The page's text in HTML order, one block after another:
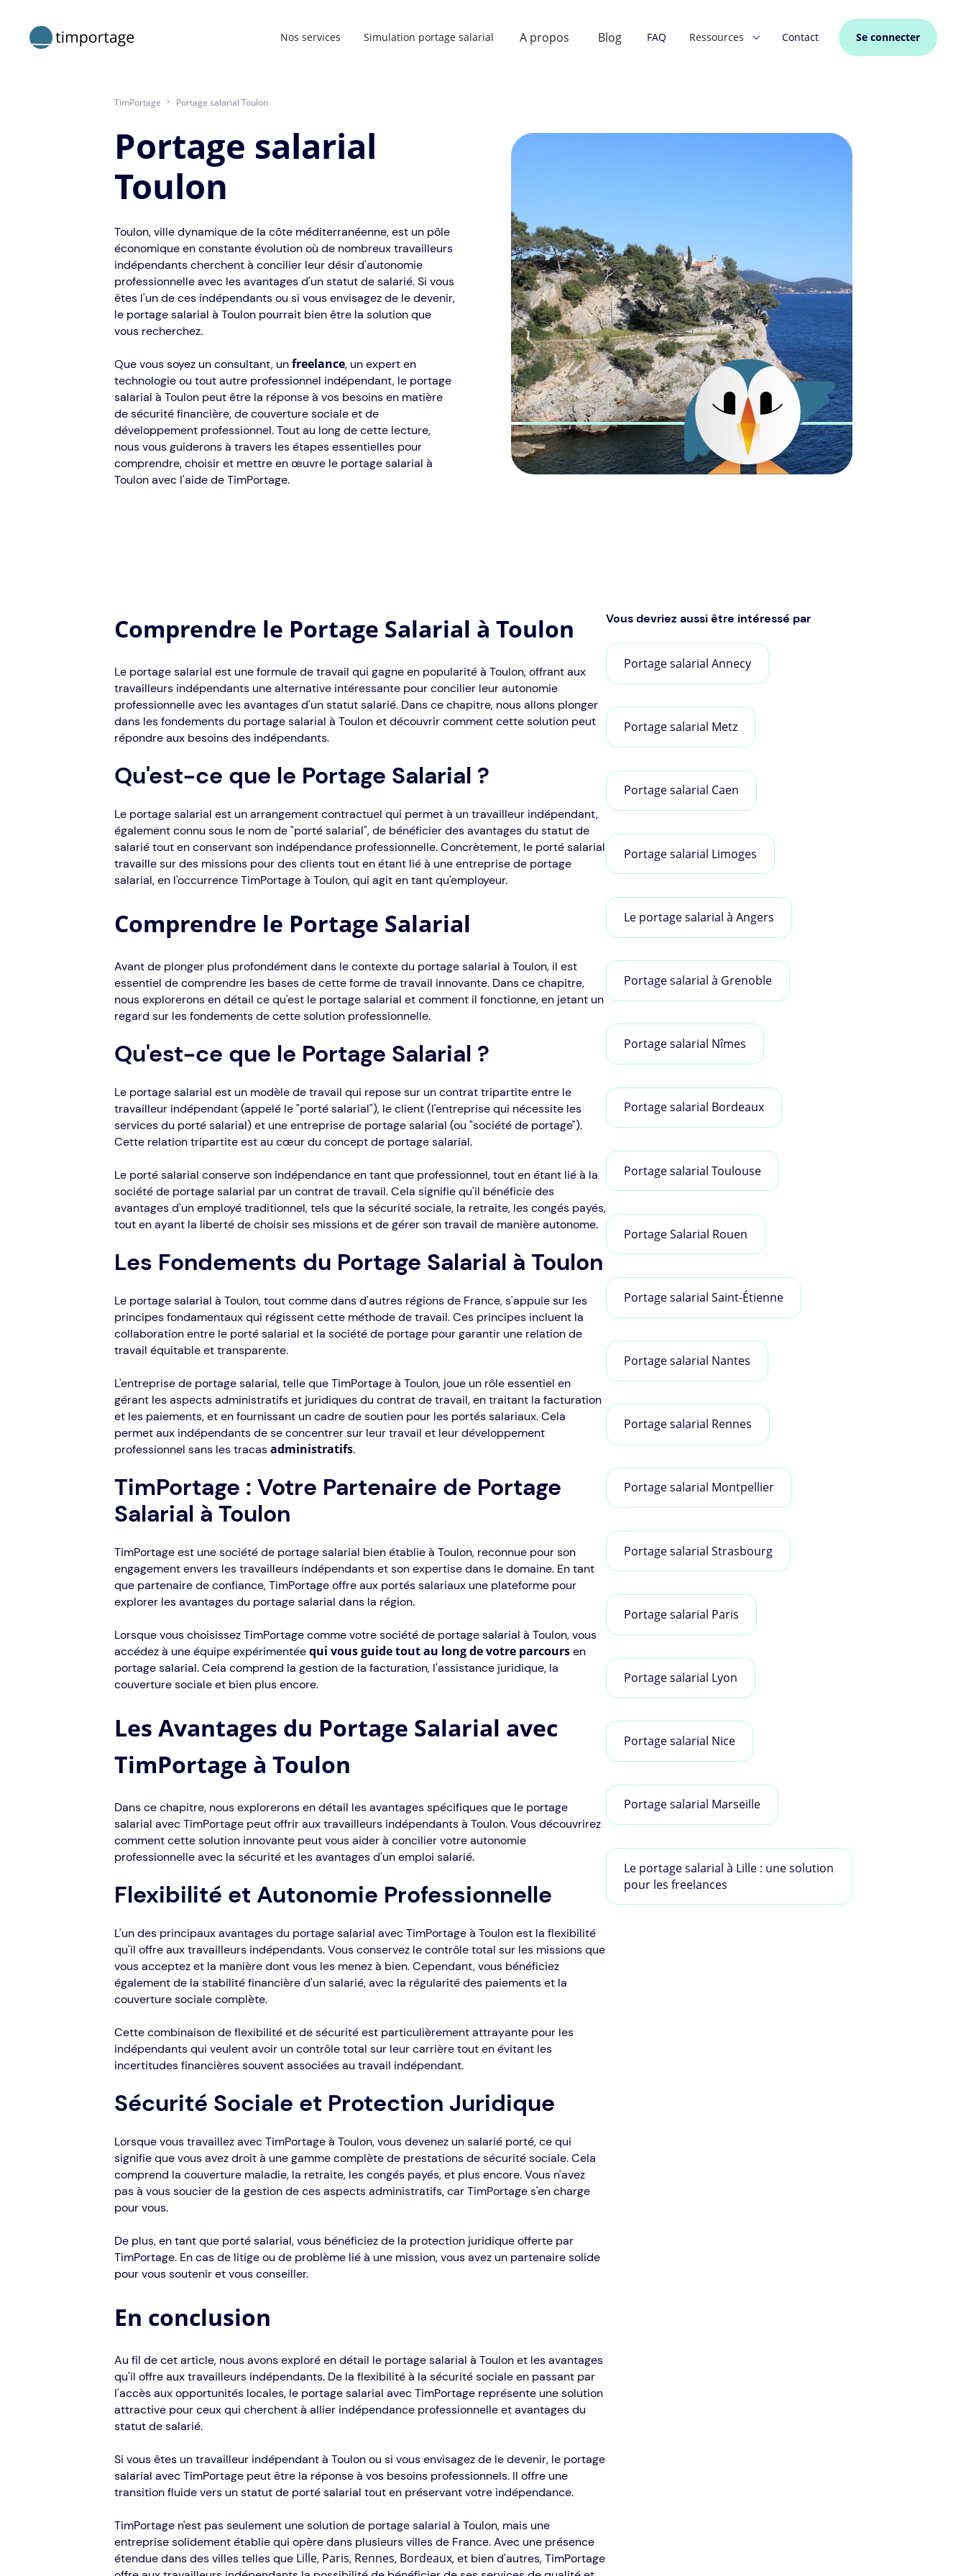
Nos services Simulation portage salarial A propos Blog FAQ Ressources Contact Se connecter
TimPortage > Portage salarial Toulon
Portage salarial
Toulon
Toulon, ville dynamique de la côte méditerranéenne, est un pôle
économique en constante évolution où de nombreux travailleurs
indépendants cherchent à concilier leur désir d'autonomie
professionnelle avec les avantages d'un statut de salarié. Si vous
êtes l'un de ces indépendants ou si vous envisagez de le devenir,
le portage salarial à Toulon pourrait bien être la solution que
vous recherchez.
Que vous soyez un consultant, unfreelance, un expert en
technologie ou tout autre professionnel indépendant, le portage
salarial à Toulon peut être la réponse à vos besoins en matière
de sécurité financière, de couverture sociale et de
développement professionnel. Tout au long de cette lecture,
nous vous guiderons à travers les étapes essentielles pour
comprendre, choisir et mettre en œuvre le portage salarial à
Toulon avec l'aide de TimPortage.
Comprendre le Portage Salarial à Toulon
Le portage salarial est une formule de travail qui gagne en popularité à Toulon, offrant aux
travailleurs indépendants une alternative intéressante pour concilier leur autonomie
professionnelle avec les avantages d'un statut salarié. Dans ce chapitre, nous allons plonger
dans les fondements du portage salarial à Toulon et découvrir comment cette solution peut
répondre aux besoins des indépendants.
Qu'est-ce que le Portage Salarial ?
Le portage salarial est un arrangement contractuel qui permet à un travailleur indépendant,
également connu sous le nom de "porté salarial", de bénéficier des avantages du statut de
salarié tout en conservant son indépendance professionnelle. Concrètement, le porté salarial
travaille sur des missions pour des clients tout en étant lié à une entreprise de portage
salarial, en l'occurrence TimPortage à Toulon, qui agit en tant qu'employeur.
Comprendre le Portage Salarial
Avant de plonger plus profondément dans le contexte du portage salarial à Toulon, il est
essentiel de comprendre les bases de cette forme de travail innovante. Dans ce chapitre,
nous explorerons en détail ce qu'est le portage salarial et comment il fonctionne, en jetant un
regard sur les fondements de cette solution professionnelle.
Qu'est-ce que le Portage Salarial ?
Le portage salarial est un modèle de travail qui repose sur un contrat tripartite entre le
travailleur indépendant (appelé le "porté salarial"), le client (l'entreprise qui nécessite les
services du porté salarial) et une entreprise de portage salarial (ou "société de portage").
Cette relation tripartite est au cœur du concept de portage salarial.
Le porté salarial conserve son indépendance en tant que professionnel, tout en étant lié à la
société de portage salarial par un contrat de travail. Cela signifie qu'il bénéficie des
avantages d'un employé traditionnel, tels que la sécurité sociale, la retraite, les congés payés,
tout en ayant la liberté de choisir ses missions et de gérer son travail de manière autonome.
Les Fondements du Portage Salarial à Toulon
Le portage salarial à Toulon, tout comme dans d'autres régions de France, s'appuie sur les
principes fondamentaux qui régissent cette méthode de travail. Ces principes incluent la
collaboration entre le porté salarial et la société de portage pour garantir une relation de
travail équitable et transparente.
L'entreprise de portage salarial, telle que TimPortage à Toulon, joue un rôle essentiel en
gérant les aspects administratifs et juridiques du contrat de travail, en traitant la facturation
et les paiements, et en fournissant un cadre de soutien pour les portés salariaux. Cela
permet aux indépendants de se concentrer sur leur travail et leur développement
professionnel sans les tracasadministratifs.
TimPortage : Votre Partenaire de Portage
Salarial à Toulon
TimPortage est une société de portage salarial bien établie à Toulon, reconnue pour son
engagement envers les travailleurs indépendants et son expertise dans le domaine. En tant
que partenaire de confiance, TimPortage offre aux portés salariaux une plateforme pour
explorer les avantages du portage salarial dans la région.
Lorsque vous choisissez TimPortage comme votre société de portage salarial à Toulon, vous
accédez à une équipe expérimentéequi vous guide tout au long de votre parcoursen
portage salarial. Cela comprend la gestion de la facturation, l'assistance juridique, la
couverture sociale et bien plus encore.
Les Avantages du Portage Salarial avec
TimPortage à Toulon
Dans ce chapitre, nous explorerons en détail les avantages spécifiques que le portage
salarial avec TimPortage peut offrir aux travailleurs indépendants à Toulon. Vous découvrirez
comment cette solution innovante peut vous aider à concilier votre autonomie
professionnelle avec la sécurité et les avantages d'un emploi salarié.
Flexibilité et Autonomie Professionnelle
L'un des principaux avantages du portage salarial avec TimPortage à Toulon est la flexibilité
qu'il offre aux travailleurs indépendants. Vous conservez le contrôle total sur les missions que
vous acceptez et la manière dont vous les menez à bien. Cependant, vous bénéficiez
également de la stabilité financière d'un salarié, avec la régularité des paiements et la
couverture sociale complète.
Cette combinaison de flexibilité et de sécurité est particulièrement attrayante pour les
indépendants qui veulent avoir un contrôle total sur leur carrière tout en évitant les
incertitudes financières souvent associées au travail indépendant.
Sécurité Sociale et Protection Juridique
Lorsque vous travaillez avec TimPortage à Toulon, vous devenez un salarié porté, ce qui
signifie que vous avez droit à une gamme complète de prestations de sécurité sociale. Cela
comprend la couverture maladie, la retraite, les congés payés, et plus encore. Vous n'avez
pas à vous soucier de la gestion de ces aspects administratifs, car TimPortage s'en charge
pour vous.
De plus, en tant que porté salarial, vous bénéficiez de la protection juridique offerte par
TimPortage. En cas de litige ou de problème lié à une mission, vous avez un partenaire solide
pour vous soutenir et vous conseiller.
En conclusion
Au fil de cet article, nous avons exploré en détail le portage salarial à Toulon et les avantages
qu'il offre aux travailleurs indépendants. De la flexibilité à la sécurité sociale en passant par
l'accès aux opportunités locales, le portage salarial avec TimPortage représente une solution
attractive pour ceux qui cherchent à allier indépendance professionnelle et avantages du
statut de salarié.
Si vous êtes un travailleur indépendant à Toulon ou si vous envisagez de le devenir, le portage
salarial avec TimPortage peut être la réponse à vos besoins professionnels. Il offre une
transition fluide vers un statut de porté salarial tout en préservant votre indépendance.
TimPortage n'est pas seulement une solution de portage salarial à Toulon, mais une
entreprise solidement établie qui opère dans plusieurs villes de France. Avec une présence
étendue dans des villes telles que Lille, Paris, Rennes, Bordeaux, et bien d'autres, TimPortage
Vous devriez aussi être intéressé par
Portage salarial Annecy
Portage salarial Metz
Portage salarial Caen
Portage salarial Limoges
Le portage salarial à Angers
Portage salarial à Grenoble
Portage salarial Nîmes
Portage salarial Bordeaux
Portage salarial Toulouse
Portage Salarial Rouen
Portage salarial Saint-Étienne
Portage salarial Nantes
Portage salarial Rennes
Portage salarial Montpellier
Portage salarial Strasbourg
Portage salarial Paris
Portage salarial Lyon
Portage salarial Nice
Portage salarial Marseille
Le portage salarial à Lille : une solution
pour les freelances